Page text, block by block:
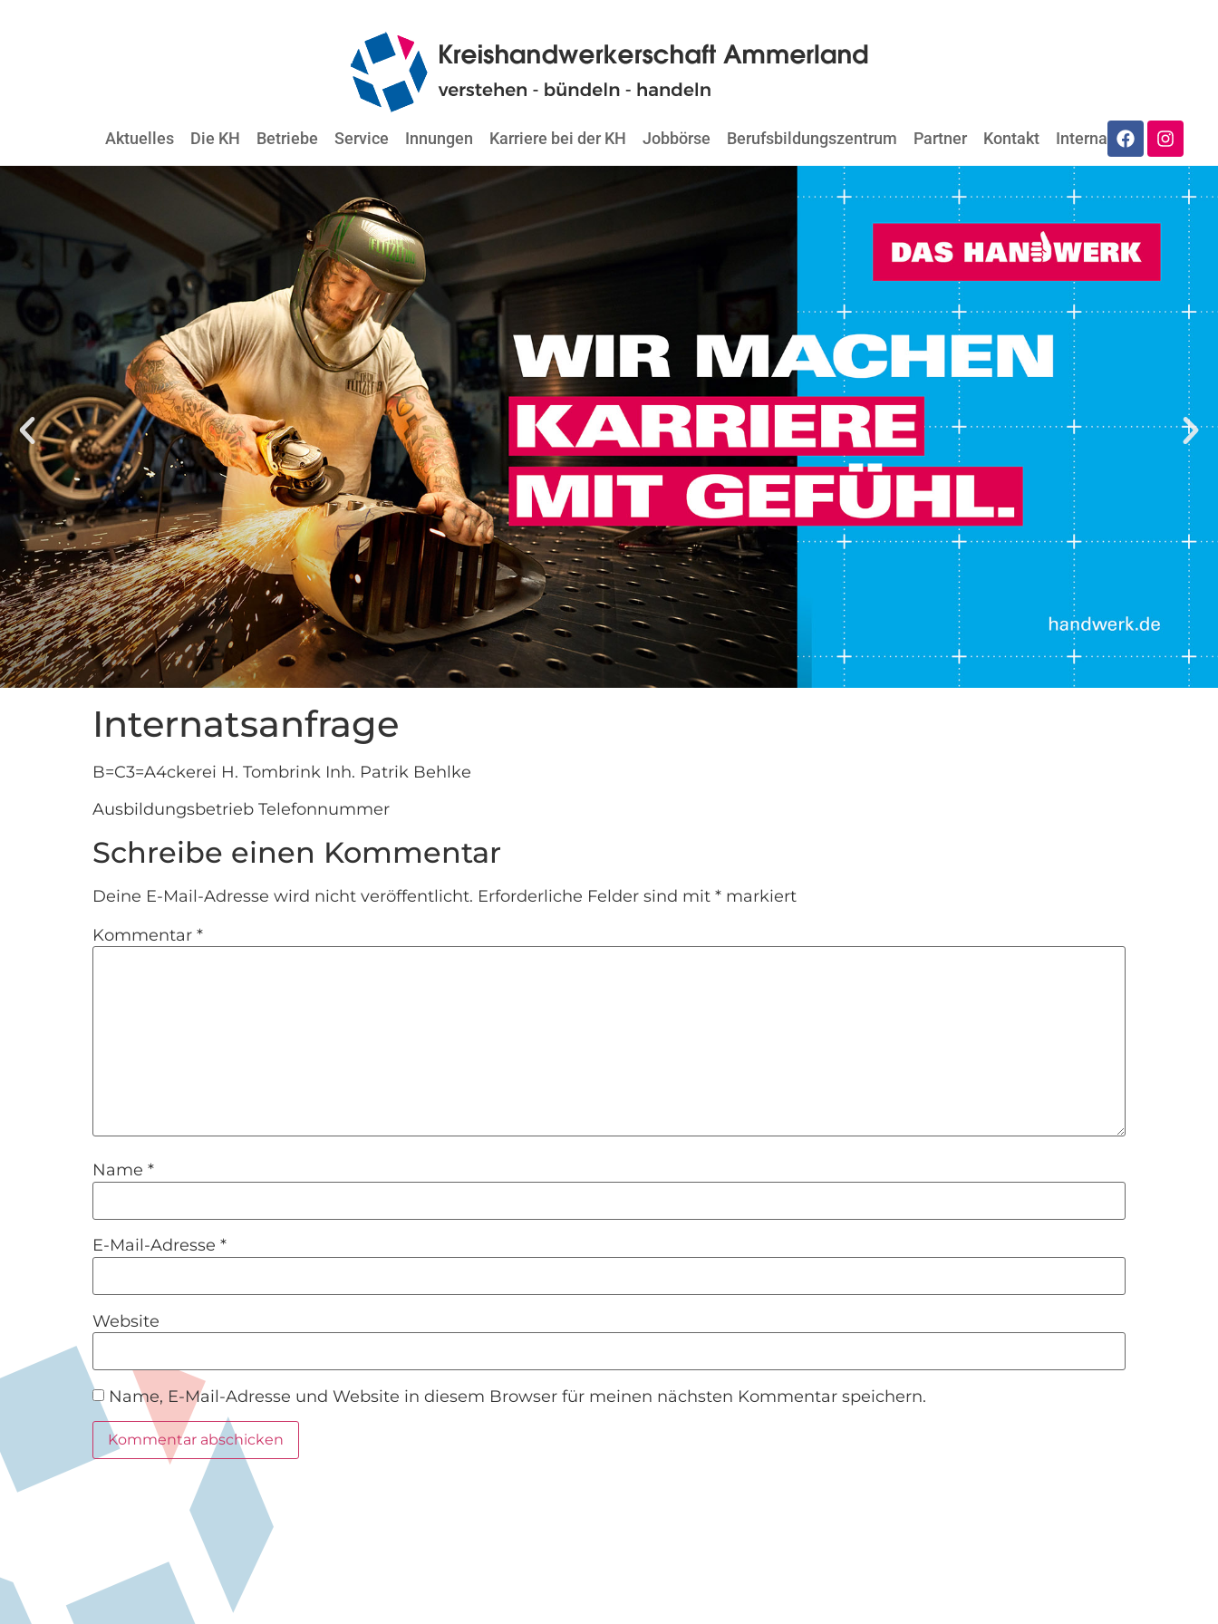
Aktuelles Die KH Betriebe Service Innungen Karriere bei der KH Jobbörse Berufsbildungszentrum Partner Kontakt Internat
Internatsanfrage
B=C3=A4ckerei H. Tombrink Inh. Patrik Behlke
Ausbildungsbetrieb Telefonnummer
Schreibe einen Kommentar
Deine E-Mail-Adresse wird nicht veröffentlicht. Erforderliche Felder sind mit * markiert
Kommentar *
Name *
E-Mail-Adresse *
Website
Name, E-Mail-Adresse und Website in diesem Browser für meinen nächsten Kommentar speichern.